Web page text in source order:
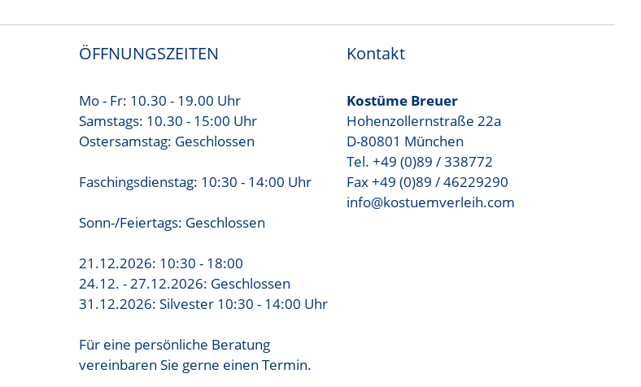
ÖFFNUNGSZEITEN
Mo - Fr: 10.30 - 19.00 Uhr
Samstags: 10.30 - 15:00 Uhr
Ostersamstag: Geschlossen
Faschingsdienstag: 10:30 - 14:00 Uhr
Sonn-/Feiertags: Geschlossen
21.12.2026: 10:30 - 18:00
24.12. - 27.12.2026: Geschlossen
31.12.2026: Silvester 10:30 - 14:00 Uhr
Für eine persönliche Beratung
vereinbaren Sie gerne einen Termin.
Kontakt
Kostüme Breuer
Hohenzollernstraße 22a
D-80801 München
Tel. +49 (0)89 / 338772
Fax +49 (0)89 / 46229290
info@kostuemverleih.com